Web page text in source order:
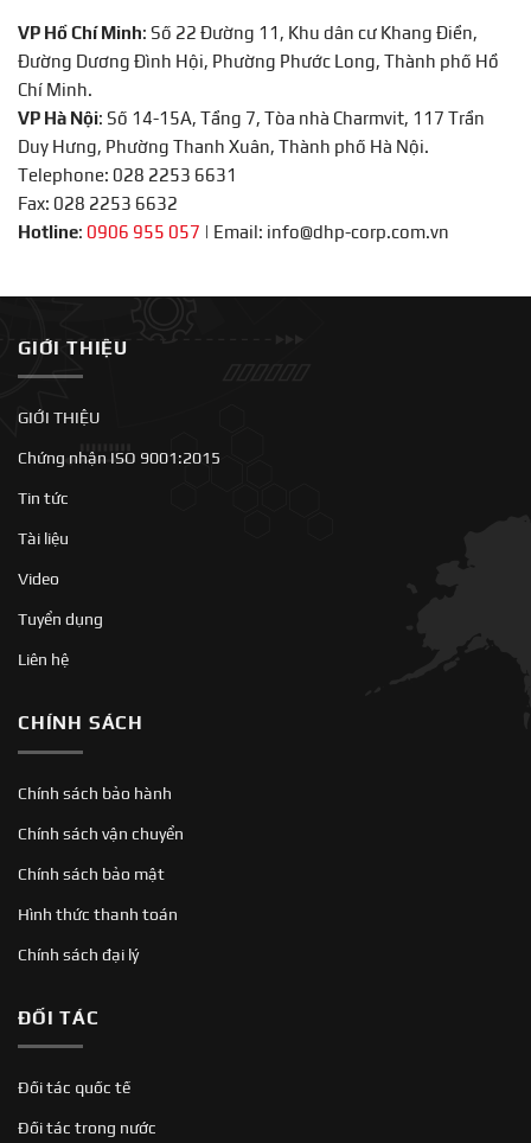
VP Hồ Chí Minh: Số 22 Đường 11, Khu dân cư Khang Điền,
Đường Dương Đình Hội, Phường Phước Long, Thành phố Hồ
Chí Minh.
VP Hà Nội: Số 14-15A, Tầng 7, Tòa nhà Charmvit, 117 Trần
Duy Hưng, Phường Thanh Xuân, Thành phố Hà Nội.
Telephone: 028 2253 6631
Fax: 028 2253 6632
Hotline: 0906 955 057 | Email: info@dhp-corp.com.vn
GIỚI THIỆU
GIỚI THIỆU
Chứng nhận ISO 9001:2015
Tin tức
Tài liệu
Video
Tuyển dụng
Liên hệ
CHÍNH SÁCH
Chính sách bảo hành
Chính sách vận chuyển
Chính sách bảo mật
Hình thức thanh toán
Chính sách đại lý
ĐỐI TÁC
Đối tác quốc tế
Đối tác trong nước